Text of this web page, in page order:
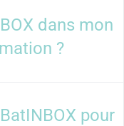
dans mon
?
pour